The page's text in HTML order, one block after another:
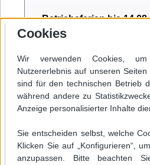
Betriebsferien bis
Cookies
Wir verwenden Cookies,
Nutzererlebnis auf unseren
sind für den technischen Betrieb
während andere zu
Anzeige personalisierter Inhalte
Sie entscheiden selbst, welche
Klicken Sie auf „Konfigurieren“,
anzupassen. Bitte beachten